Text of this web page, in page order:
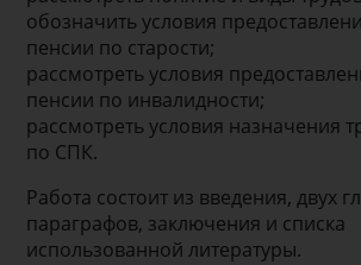
обозначить условия
пенсии по старости;
рассмотреть условия
пенсии по инвалидности;
рассмотреть условия назначения
по СПК.
Работа состоит из введения, двух
параграфов, заключения и списка
использованной литературы.